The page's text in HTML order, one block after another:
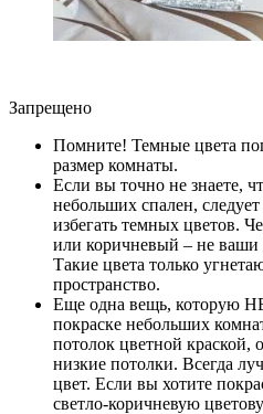
Запрещено
Помните! Темные цвета
размер комнаты.
Если вы точно не знаете,
небольших спален,
избегать темных цветов.
или коричневый – не ваши
Такие цвета только
пространство.
Еще одна вещь, которую
покраске небольших
потолок цветной краской,
низкие потолки. Всегда
цвет. Если вы хотите
светло-коричневую